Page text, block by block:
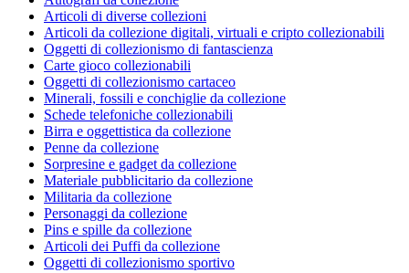
Articoli di diverse collezioni
Articoli da collezione digitali, virtuali e cripto collezionabili
Oggetti di collezionismo di fantascienza
Carte gioco collezionabili
Oggetti di collezionismo cartaceo
Minerali, fossili e conchiglie da collezione
Schede telefoniche collezionabili
Birra e oggettistica da collezione
Penne da collezione
Sorpresine e gadget da collezione
Materiale pubblicitario da collezione
Militaria da collezione
Personaggi da collezione
Pins e spille da collezione
Articoli dei Puffi da collezione
Oggetti di collezionismo sportivo